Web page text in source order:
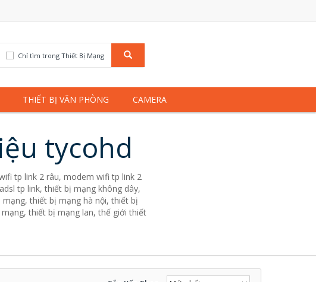
Chỉ tìm trong Thiết Bị Mạng
THIẾT BỊ VĂN PHÒNG CAMERA
tycohd
tp link 2 râu, modem wifi tp link 2
tp link, thiết bị mạng không dây,
thiết bị mạng hà nội, thiết bị
thiết bị mạng lan, thế giới thiết